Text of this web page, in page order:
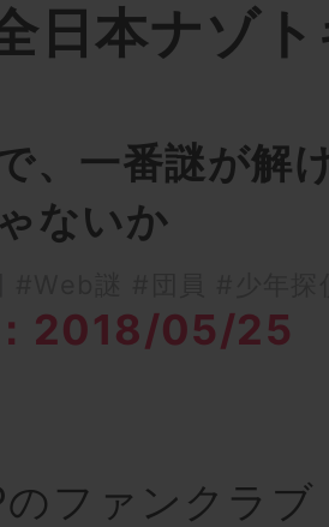
日本ナゾ
、一番謎が解
ないか
2018/05/25
のファンクラブ